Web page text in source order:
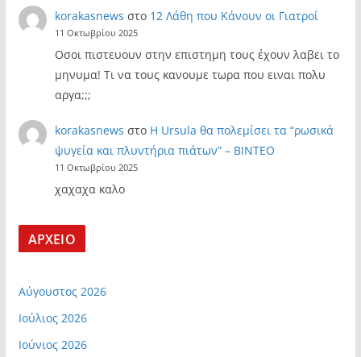
korakasnews στο 12 Λάθη που Κάνουν οι Γιατροί
11 Οκτωβρίου 2025
Οσοι πιστευουν στην επιστημη τους έχουν λαβει το
μηνυμα! Τι να τους κανουμε τωρα που ειναι πολυ
αργα;;;
korakasnews στο Η Ursula θα πολεμίσει τα “ρωσικά
ψυγεία και πλυντήρια πιάτων” – ΒΙΝΤΕΟ
11 Οκτωβρίου 2025
χαχαχα καλο
ΑΡΧΕΙΟ
Αύγουστος 2026
Ιούλιος 2026
Ιούνιος 2026